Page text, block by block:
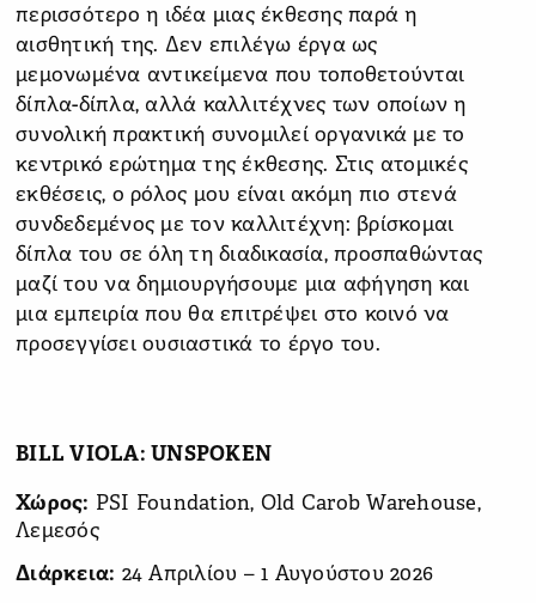
περισσότερο η ιδέα μιας έκθεσης παρά η
αισθητική της. Δεν επιλέγω έργα ως
μεμονωμένα αντικείμενα που τοποθετούνται
δίπλα-δίπλα, αλλά καλλιτέχνες των οποίων η
συνολική πρακτική συνομιλεί οργανικά με το
κεντρικό ερώτημα της έκθεσης. Στις ατομικές
εκθέσεις, ο ρόλος μου είναι ακόμη πιο στενά
συνδεδεμένος με τον καλλιτέχνη: βρίσκομαι
δίπλα του σε όλη τη διαδικασία, προσπαθώντας
μαζί του να δημιουργήσουμε μια αφήγηση και
μια εμπειρία που θα επιτρέψει στο κοινό να
προσεγγίσει ουσιαστικά το έργο του.
BILL VIOLA: UNSPOKEN
Χώρος: PSI Foundation, Old Carob Warehouse,
Λεμεσός
Διάρκεια: 24 Απριλίου – 1 Αυγούστου 2026